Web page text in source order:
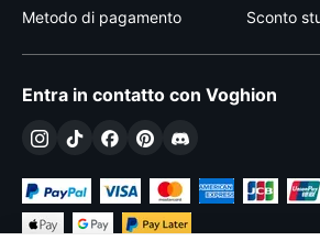
Metodo di pagamento Sconto
Entra in contatto con Voghion